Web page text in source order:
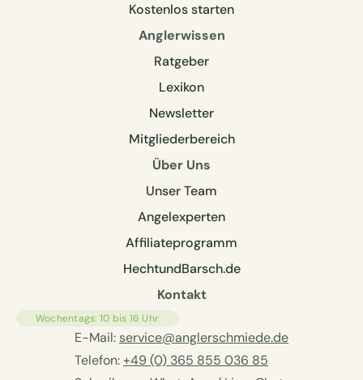
Kostenlos starten
Anglerwissen
Ratgeber
Lexikon
Newsletter
Mitgliederbereich
Über Uns
Unser Team
Angelexperten
Affiliateprogramm
HechtundBarsch.de
Kontakt
Wochentags: 10 bis 16 Uhr
E-Mail: service@anglerschmiede.de
Telefon:+49 (0) 365 855 036 85